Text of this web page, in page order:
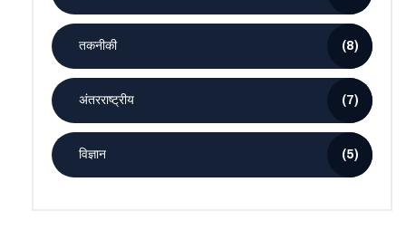
तकनीकी (8)
अंतरराष्ट्रीय (7)
विज्ञान (5)